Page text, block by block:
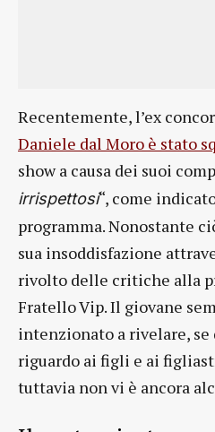
Recentemente, l’ex
Daniele dal Moro è stato
show a causa dei suoi
irrispettosi“, come
programma. Nonostante
sua insoddisfazione
rivolto delle critiche alla
Fratello Vip. Il giovane
intenzionato a rivelare, se
riguardo ai figli e ai
tuttavia non vi è ancora